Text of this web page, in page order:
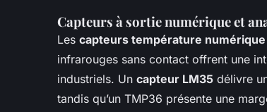
Capteurs à sortie numérique et
Les capteurs température numérique
infrarouges sans contact offrent une
industriels. Un capteur LM35 délivre
tandis qu’un TMP36 présente une